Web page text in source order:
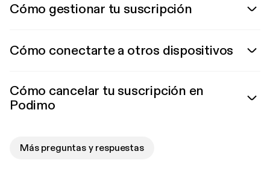
Cómo gestionar tu suscripción
Cómo conectarte a otros dispositivos
Cómo cancelar tu suscripción en
Podimo
Más preguntas y respuestas